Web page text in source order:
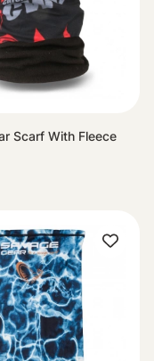
Scarf With Fleece